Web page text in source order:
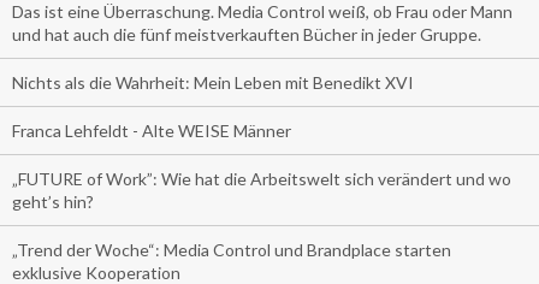
Das ist eine Überraschung. Media Control weiß, ob Frau oder Mann
und hat auch die fünf meistverkauften Bücher in jeder Gruppe.
Nichts als die Wahrheit: Mein Leben mit Benedikt XVI
Franca Lehfeldt - Alte WEISE Männer
„FUTURE of Work”: Wie hat die Arbeitswelt sich verändert und wo
geht’s hin?
„Trend der Woche“: Media Control und Brandplace starten
exklusive Kooperation